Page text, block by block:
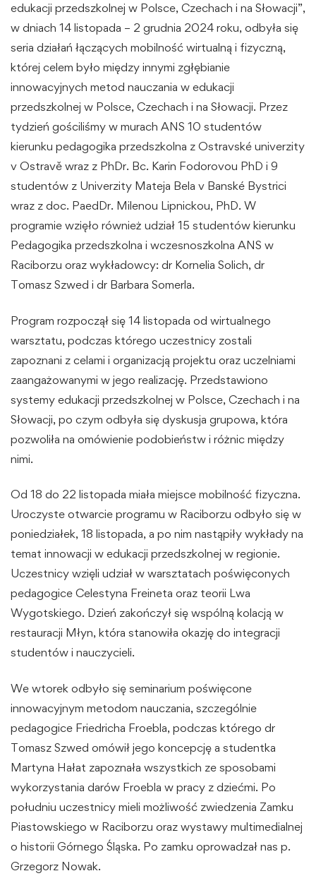
edukacji przedszkolnej w Polsce, Czechach i na Słowacji”,
w dniach 14 listopada – 2 grudnia 2024 roku, odbyła się
seria działań łączących mobilność wirtualną i fizyczną,
której celem było między innymi zgłębianie
innowacyjnych metod nauczania w edukacji
przedszkolnej w Polsce, Czechach i na Słowacji. Przez
tydzień gościliśmy w murach ANS 10 studentów
kierunku pedagogika przedszkolna z Ostravské univerzity
v Ostravě wraz z PhDr. Bc. Karin Fodorovou PhD i 9
studentów z Univerzity Mateja Bela v Banské Bystrici
wraz z doc. PaedDr. Milenou Lipnickou, PhD. W
programie wzięło również udział 15 studentów kierunku
Pedagogika przedszkolna i wczesnoszkolna ANS w
Raciborzu oraz wykładowcy: dr Kornelia Solich, dr
Tomasz Szwed i dr Barbara Somerla.
Program rozpoczął się 14 listopada od wirtualnego
warsztatu, podczas którego uczestnicy zostali
zapoznani z celami i organizacją projektu oraz uczelniami
zaangażowanymi w jego realizację. Przedstawiono
systemy edukacji przedszkolnej w Polsce, Czechach i na
Słowacji, po czym odbyła się dyskusja grupowa, która
pozwoliła na omówienie podobieństw i różnic między
nimi.
Od 18 do 22 listopada miała miejsce mobilność fizyczna.
Uroczyste otwarcie programu w Raciborzu odbyło się w
poniedziałek, 18 listopada, a po nim nastąpiły wykłady na
temat innowacji w edukacji przedszkolnej w regionie.
Uczestnicy wzięli udział w warsztatach poświęconych
pedagogice Celestyna Freineta oraz teorii Lwa
Wygotskiego. Dzień zakończył się wspólną kolacją w
restauracji Młyn, która stanowiła okazję do integracji
studentów i nauczycieli.
We wtorek odbyło się seminarium poświęcone
innowacyjnym metodom nauczania, szczególnie
pedagogice Friedricha Froebla, podczas którego dr
Tomasz Szwed omówił jego koncepcję a studentka
Martyna Hałat zapoznała wszystkich ze sposobami
wykorzystania darów Froebla w pracy z dziećmi. Po
południu uczestnicy mieli możliwość zwiedzenia Zamku
Piastowskiego w Raciborzu oraz wystawy multimedialnej
o historii Górnego Śląska. Po zamku oprowadzał nas p.
Grzegorz Nowak.